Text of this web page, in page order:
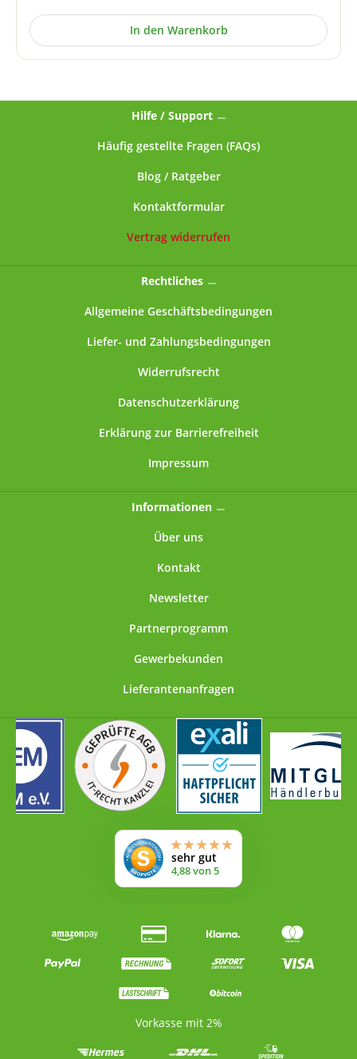
Stück, Lieferung ohne Räucherwerk. Falls Sie ein
bestimmtes Motiv (Verzierung) wünschen, werden wir
In den Warenkorb
Hilfe / Support
Häufig gestellte Fragen (FAQs)
Blog / Ratgeber
Kontaktformular
Vertrag widerrufen
Rechtliches
Allgemeine Geschäftsbedingungen
Liefer- und Zahlungsbedingungen
Widerrufsrecht
Datenschutzerklärung
Erklärung zur Barrierefreiheit
Impressum
Informationen
Über uns
Kontakt
Newsletter
Partnerprogramm
Gewerbekunden
Lieferantenanfragen
Vorkasse mit 2%